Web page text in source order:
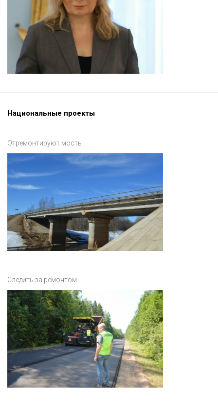
Национальные проекты
Отремонтируют мосты
Следить за ремонтом